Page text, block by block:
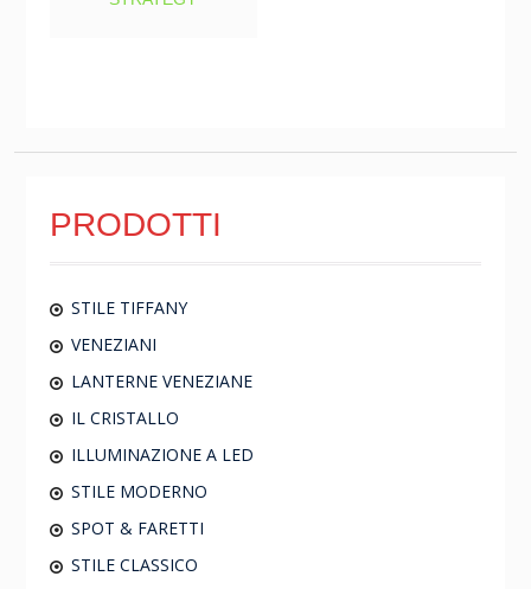
PRODOTTI
STILE TIFFANY
VENEZIANI
LANTERNE VENEZIANE
IL CRISTALLO
ILLUMINAZIONE A LED
STILE MODERNO
SPOT & FARETTI
STILE CLASSICO